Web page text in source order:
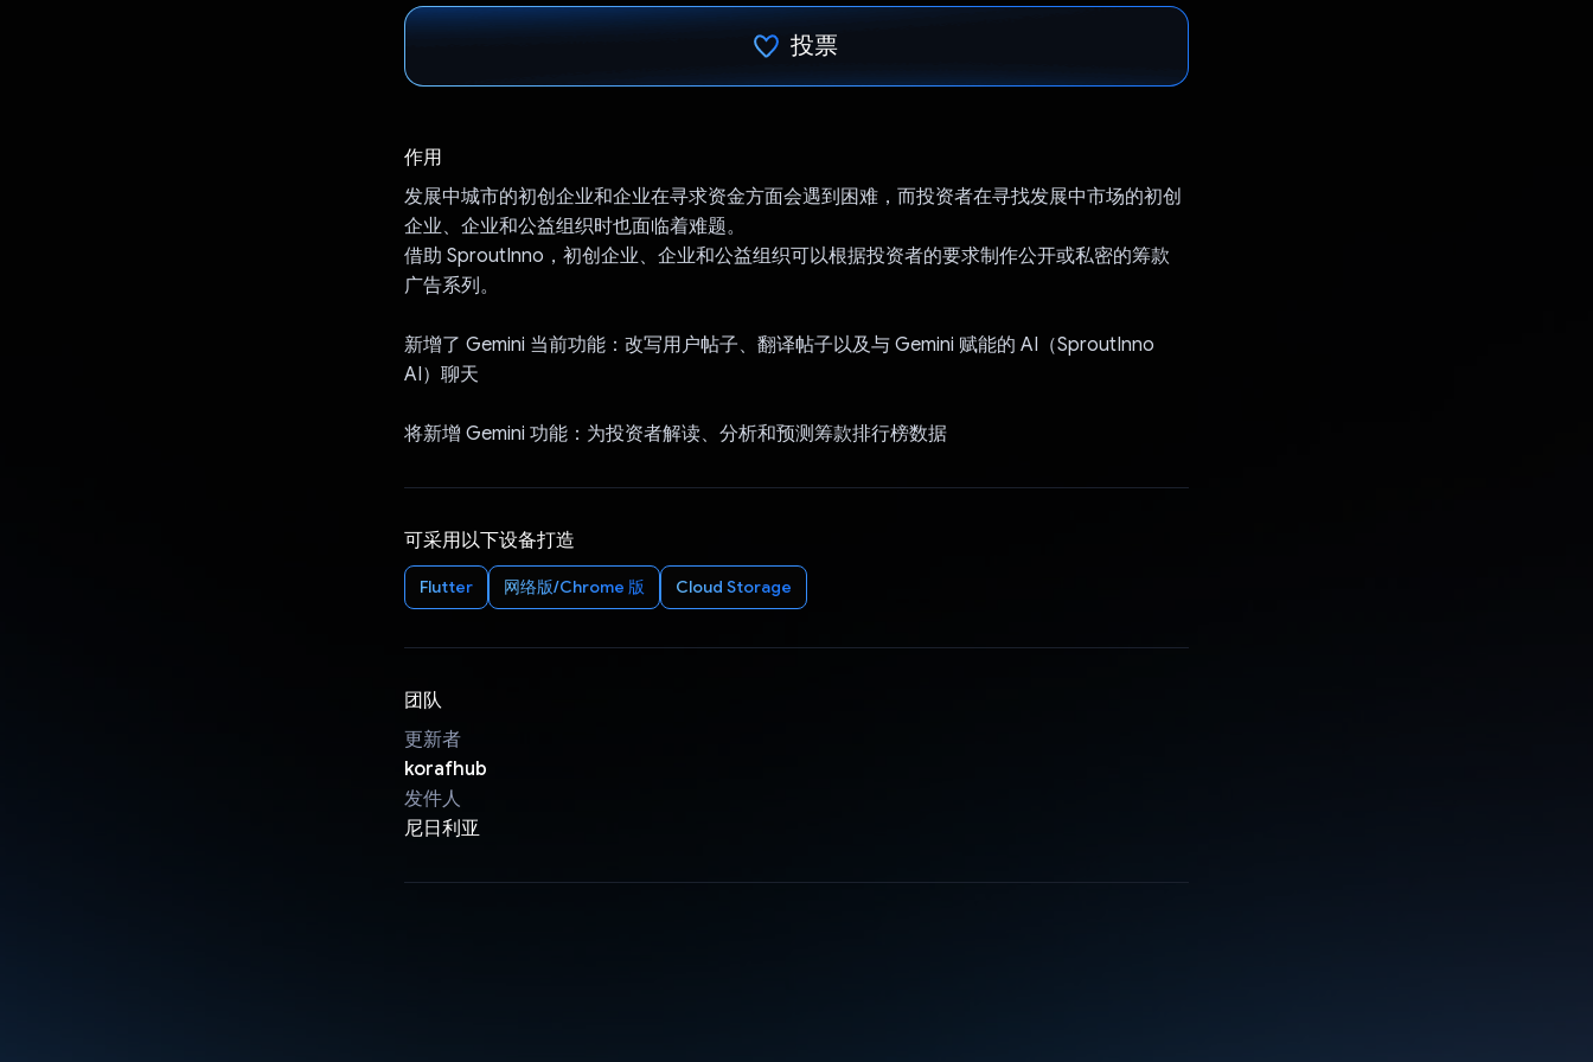
投票
作用
发展中城市的初创企业和企业在寻求资金方面会遇到困难，而投资者在寻找发展中市场的初创
企业、企业和公益组织时也面临着难题。
借助 SproutInno，初创企业、企业和公益组织可以根据投资者的要求制作公开或私密的筹款
广告系列。
新增了 Gemini 当前功能：改写用户帖子、翻译帖子以及与 Gemini 赋能的 AI（SproutInno
AI）聊天
将新增 Gemini 功能：为投资者解读、分析和预测筹款排行榜数据
可采用以下设备打造
Flutter 网络版/Chrome 版 Cloud Storage
团队
更新者
korafhub
发件人
尼日利亚